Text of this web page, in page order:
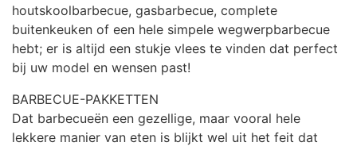
houtskoolbarbecue, gasbarbecue, complete
buitenkeuken of een hele simpele wegwerpbarbecue
hebt; er is altijd een stukje vlees te vinden dat perfect
bij uw model en wensen past!
BARBECUE-PAKKETTEN
Dat barbecueën een gezellige, maar vooral hele
lekkere manier van eten is blijkt wel uit het feit dat